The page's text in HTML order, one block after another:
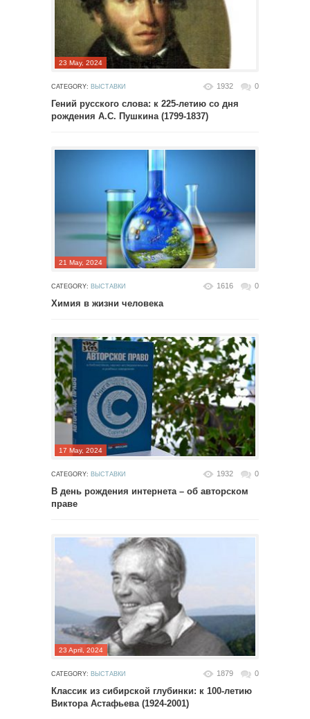
23 May, 2024
CATEGORY: ВЫСТАВКИ 1932 0
Гений русского слова: к 225-летию со дня
рождения А.С. Пушкина (1799-1837)
21 May, 2024
CATEGORY: ВЫСТАВКИ 1616 0
Химия в жизни человека
17 May, 2024
CATEGORY: ВЫСТАВКИ 1932 0
В день рождения интернета – об авторском
праве
23 April, 2024
CATEGORY: ВЫСТАВКИ 1879 0
Классик из сибирской глубинки: к 100-летию
Виктора Астафьева (1924-2001)